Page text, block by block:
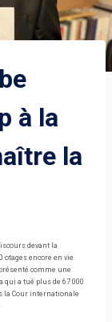
à la
la
devant la
encore en vie
comme une
qui a tué plus de 67 000
la Cour internationale